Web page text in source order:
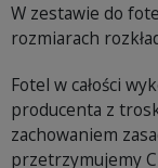
W zestawie do
rozmiarach
Fotel w całości
producenta z
zachowaniem
przetrzymujemy